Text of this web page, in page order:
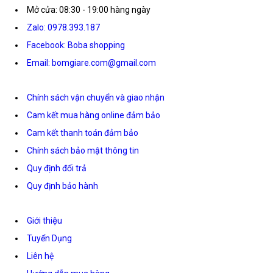
Mở cửa: 08:30 - 19:00 hàng ngày
Zalo: 0978.393.187
Facebook: Boba shopping
Email: bomgiare.com@gmail.com
Chính sách vận chuyển và giao nhận
Cam kết mua hàng online đảm bảo
Cam kết thanh toán đảm bảo
Chính sách bảo mật thông tin
Quy định đổi trả
Quy định bảo hành
Giới thiệu
Tuyển Dụng
Liên hệ